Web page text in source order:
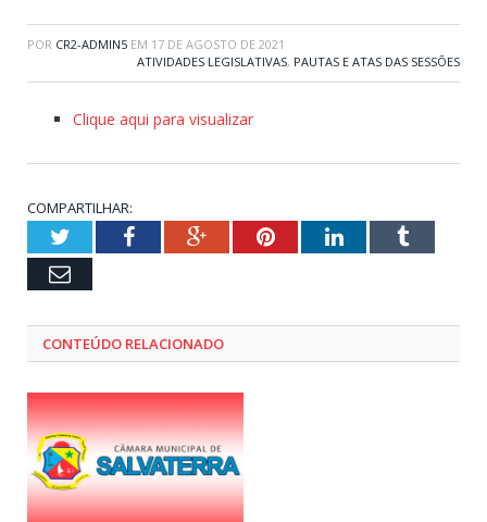
POR CR2-ADMIN5 EM 17 DE AGOSTO DE 2021
ATIVIDADES LEGISLATIVAS, PAUTAS E ATAS DAS SESSÕES
Clique aqui para visualizar
COMPARTILHAR:
TwitterFacebookGoogle+PinterestLinkedInTumblr
Email
CONTEÚDO RELACIONADO